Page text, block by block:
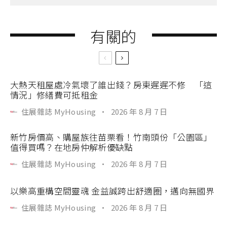
有關的
大熱天租屋處冷氣壞了誰出錢？房東遲遲不修 「這
情況」修繕費可抵租金
住展雜誌 MyHousing · 2026 年 8 月 7 日
新竹房價高、購屋族往苗栗看！竹南頭份「公園區」
值得買嗎？在地房仲解析優缺點
住展雜誌 MyHousing · 2026 年 8 月 7 日
以樂高重構空間靈魂 金益誠跨出舒適圈，邁向無國界
住展雜誌 MyHousing · 2026 年 8 月 7 日